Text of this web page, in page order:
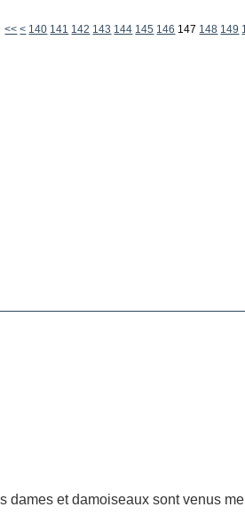
<< < 100
110
120
130
140 141 142 143 144 145 146 147 148 149
dames et damoiseaux sont venus